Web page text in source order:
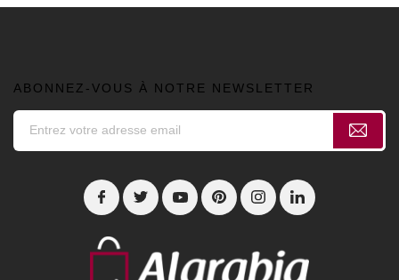
ABONNEZ-VOUS À NOTRE NEWSLETTER